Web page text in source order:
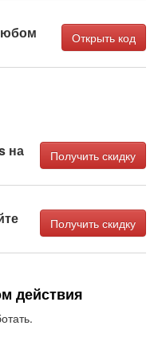
Открыть код
на
Получить скидку
Получить скидку
действия